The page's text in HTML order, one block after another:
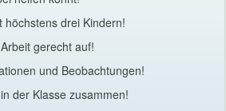
drei Kindern!
gerecht auf!
und Beobachtungen!
der Klasse zusammen!